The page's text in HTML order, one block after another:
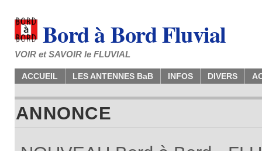
Bord à Bord Fluvial
VOIR et SAVOIR le FLUVIAL
ACCUEIL LES ANTENNES BaB INFOS DIVERS
ANNONCE